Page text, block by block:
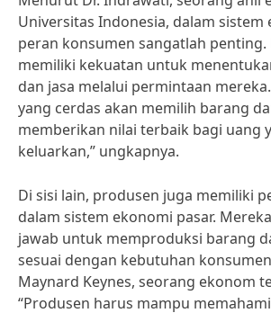
Universitas Indonesia, dalam sistem
peran konsumen sangatlah penting.
memiliki kekuatan untuk
dan jasa melalui permintaan
yang cerdas akan memilih barang
memberikan nilai terbaik bagi uang
keluarkan,” ungkapnya.
Di sisi lain, produsen juga memiliki
dalam sistem ekonomi pasar.
jawab untuk memproduksi barang
sesuai dengan kebutuhan
Maynard Keynes, seorang ekonom
“Produsen harus mampu